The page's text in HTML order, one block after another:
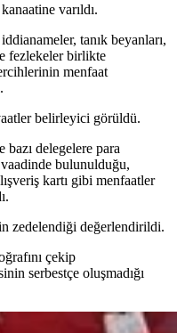
varıldı.
tanık beyanları,
fezlekeler birlikte
menfaat
belirleyici görüldü.
delegelere para
bulunulduğu,
kartı gibi menfaatler
zedelendiği değerlendirildi.
çekip
serbestçe oluşmadığı